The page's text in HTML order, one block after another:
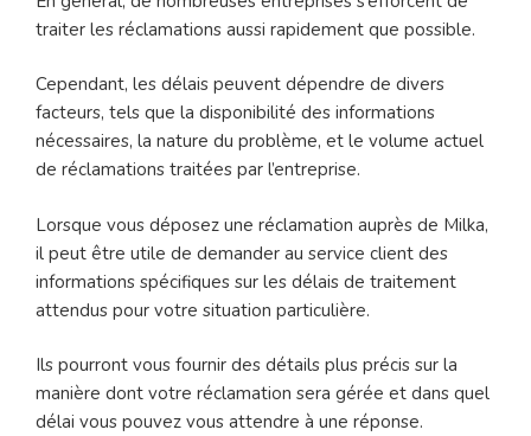
traiter les réclamations aussi rapidement que possible.
Cependant, les délais peuvent dépendre de divers
facteurs, tels que la disponibilité des informations
nécessaires, la nature du problème, et le volume actuel
de réclamations traitées par l’entreprise.
Lorsque vous déposez une réclamation auprès de Milka,
il peut être utile de demander au service client des
informations spécifiques sur les délais de traitement
attendus pour votre situation particulière.
Ils pourront vous fournir des détails plus précis sur la
manière dont votre réclamation sera gérée et dans quel
délai vous pouvez vous attendre à une réponse.